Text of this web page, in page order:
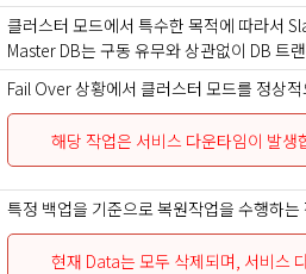
클러스터 모드에서 특수한 목적에 따라서
Master DB는 구동 유무와 상관없이 DB 트
Fail Over 상황에서 클러스터 모드를 정상
해당 작업은 서비스 다운타임이 발생
특정 백업을 기준으로 복원작업을 수행하는
현재 Data는 모두 삭제되며, 서비스